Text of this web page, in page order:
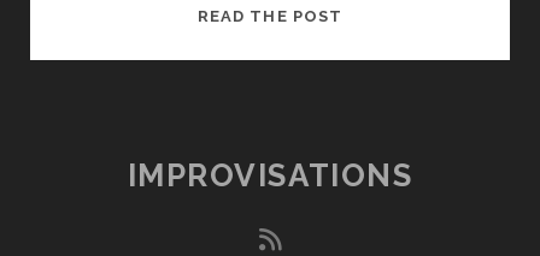
READ THE POST
IMPROVISATIONS
rss